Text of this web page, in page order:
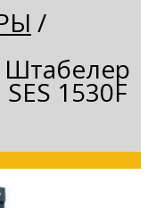
/
Штабелер
1530F